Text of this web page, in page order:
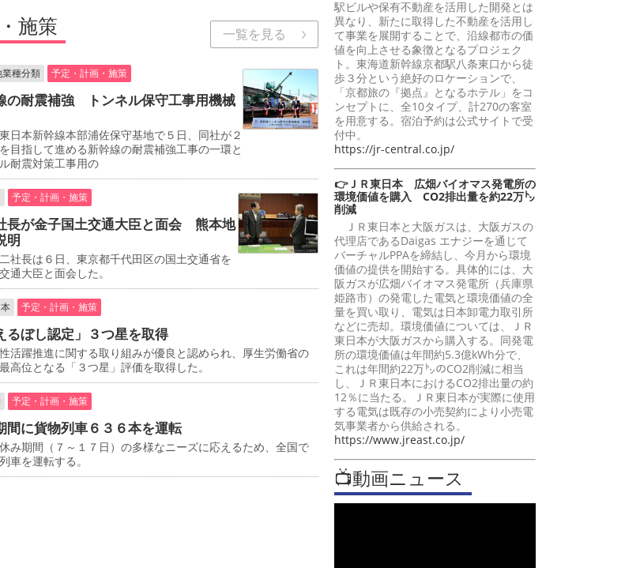
施策 一覧を見る
業種分類 予定・計画・施策
耐震補強 トンネル保守工事用機械
日本新幹線本部浦佐保守基地で５日、同社が２
目指して進める新幹線の耐震補強工事の一環と
耐震対策工事用の
予定・計画・施策
長が金子国土交通大臣と面会 熊本地
明
社長は６日、東京都千代田区の国土交通省を
通大臣と面会した。
予定・計画・施策
ぼし認定」３つ星を取得
活躍推進に関する取り組みが優良と認められ、厚生労働省の
高位となる「３つ星」評価を取得した。
予定・計画・施策
に貨物列車６３６本を運転
み期間（７～１７日）の多様なニーズに応えるため、全国で
車を運転する。
駅ビルや保有不動産を活用した開発とは
異なり、新たに取得した不動産を活用し
て事業を展開することで、沿線都市の価
値を向上させる象徴となるプロジェク
ト。東海道新幹線京都駅八条東口から徒
歩３分という絶好のロケーションで、
「京都旅の『拠点』となるホテル」をコ
ンセプトに、全10タイプ、計270の客室
を用意する。宿泊予約は公式サイトで受
付中。
https://jr-central.co.jp/
👉ＪＲ東日本 広畑バイオマス発電所の
環境価値を購入 CO2排出量を約22万㌧
削減
ＪＲ東日本と大阪ガスは、大阪ガスの
代理店であるDaigas エナジーを通じて
バーチャルPPAを締結し、今月から環境
価値の提供を開始する。具体的には、大
阪ガスが広畑バイオマス発電所（兵庫県
姫路市）の発電した電気と環境価値の全
量を買い取り、電気は日本卸電力取引所
などに売却。環境価値については、ＪＲ
東日本が大阪ガスから購入する。同発電
所の環境価値は年間約5.3億kWh分で、
これは年間約22万㌧のCO2削減に相当
し、ＪＲ東日本におけるCO2排出量の約
12％に当たる。ＪＲ東日本が実際に使用
する電気は既存の小売契約により小売電
気事業者から供給される。
https://www.jreast.co.jp/
📺動画ニュース